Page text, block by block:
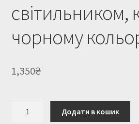
світильником,
чорному
1,350₴
Бра
світлодіодне
Додати в кошик